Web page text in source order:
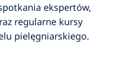
ekspertów,
regularne kursy
pielęgniarskiego.